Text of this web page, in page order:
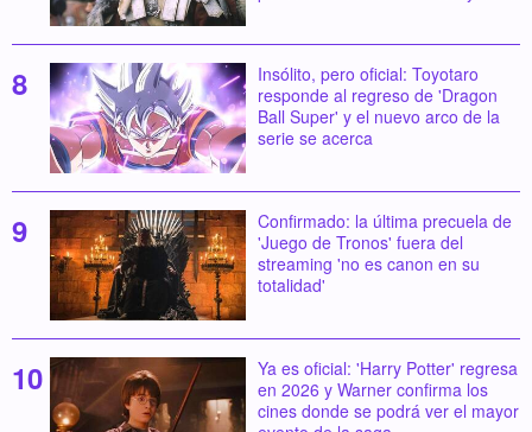
Insólito, pero oficial: Toyotaro
responde al regreso de 'Dragon
Ball Super' y el nuevo arco de la
serie se acerca
Confirmado: la última precuela de
'Juego de Tronos' fuera del
streaming 'no es canon en su
totalidad'
Ya es oficial: 'Harry Potter' regresa
en 2026 y Warner confirma los
cines donde se podrá ver el mayor